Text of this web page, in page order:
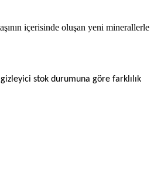
içerisinde oluşan yeni minerallerle
stok durumuna göre farklılık